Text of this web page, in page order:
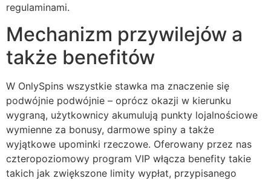
panel
panel
panel
panel
panel
panel
panel
regulaminami.
Mechanizm przywilejów a
także benefitów
W OnlySpins wszystkie stawka ma znaczenie się
podwójnie podwójnie – oprócz okazji w kierunku
wygraną, użytkownicy akumulują punkty lojalnościowe
wymienne za bonusy, darmowe spiny a także
wyjątkowe upominki rzeczowe. Oferowany przez nas
czteropoziomowy program VIP włącza benefity takie
takich jak zwiększone limity wypłat, przypisanego